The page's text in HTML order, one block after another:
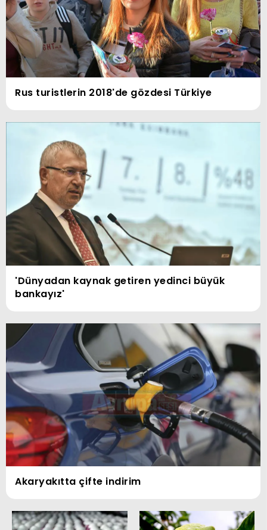
Rus turistlerin 2018'de gözdesi Türkiye
'Dünyadan kaynak getiren yedinci büyük
bankayız'
Akaryakıtta çifte indirim